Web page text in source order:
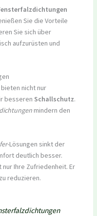
Sie die Vorteile
Sie sich über
aufzurüsten und
bieten nicht nur
besseren Schallschutz.
mindern den
-Lösungen sinkt der
deutlich besser.
Ihre Zufriedenheit. Er
reduzieren.